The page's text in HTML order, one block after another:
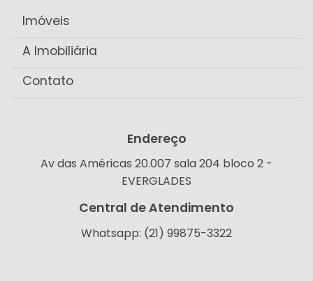
Imóveis
A Imobiliária
Contato
Endereço
Av das Américas 20.007 sala 204 bloco 2 -
EVERGLADES
Central de Atendimento
Whatsapp: (21) 99875-3322